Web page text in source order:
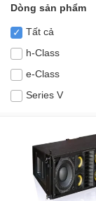
Dòng sản phẩm
✓ Tất cả
h-Class
e-Class
Series V